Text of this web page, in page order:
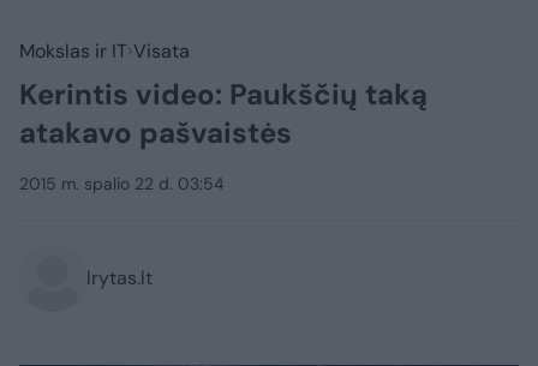
Mokslas ir IT Visata
Kerintis video: Paukščių taką
atakavo pašvaistės
2015 m. spalio 22 d. 03:54
lrytas.lt